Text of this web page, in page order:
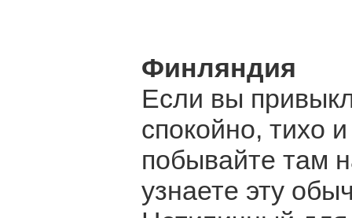
Финляндия
Если вы
спокойно, тихо
побывайте там
узнаете эту